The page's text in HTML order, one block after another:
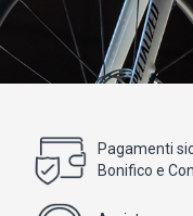
Pagamenti
Bonifico e